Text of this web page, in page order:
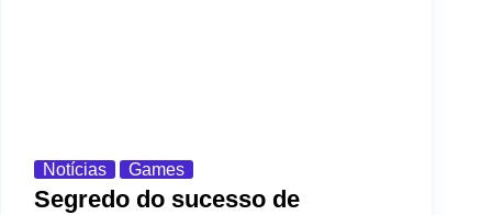
Notícias Games
Segredo do sucesso de